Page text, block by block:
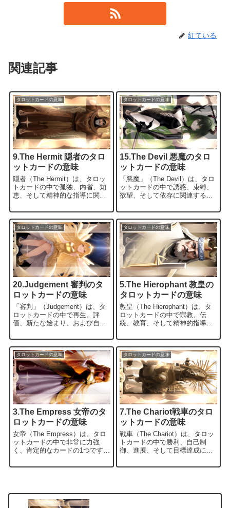
紅ている
関連記事
タロットカードの意味
9.The Hermit 隠者のタロ
ットカードの意味
隠者（The Hermit）は、タロッ
トカードの中で孤独、内省、知
恵、そして精神的な指導に関連
以下のような意味を持つことが
あります： 孤独と内省: 隠者の
カードは孤独と内省を象徴し、
自己の内なる世界に向き合う時
間を取ることの重要性を示唆し
ます。個人は物質的な世界から
離れ、内的な成長と洞察を追求
する必要があるかもしれませ
ん。 知識と洞察: 隠者は知識と
洞察に焦点を当て、自...
タロットカードの意味
15.The Devil 悪魔のタロ
ットカードの意味
「悪魔」（The Devil）は、タロ
ットカードの中で誘惑、束縛、
欲望、そして依存に関連するカ
ような意味を持つことがありま
す： 誘惑と欲望: 悪魔のカード
は誘惑や欲望を象徴し、個人が
物質的な快楽や誘惑に屈する可
能性を示唆します。これは欲望
と衝動に支配されることを意味
することがあります。 依存と束
縛: 悪魔のカードは依存と束縛
に関連し、個人が不健康な習
慣、関係、または中毒...
タロットカードの意味
20.Judgement 審判のタ
ロットカードの意味
「審判」（Judgement）は、タ
ロットカードの中で再生、評
価、新たな始まり、および自己
のカードは以下のような意味を
持つことがあります： 再生と新
たな始まり: 審判のカードは新
たな始まりや再生を象徴しま
す。個人は過去の選択や行動を
評価し、新たな方向に向かう機
会を受け入れることができる可
能性が高まります。 自己評価と
自己調査: 審判のカードは自己
評価と自己調査を強調しま...
タロットカードの意味
5.The Hierophant 教皇の
タロットカードの意味
教皇（The Hierophant）は、タ
ロットカードの中で宗教、伝
統、教育、そして精神的指導に
ドは以下のような意味を持つこ
とがあります： 伝統と宗教的指
導: 教皇は伝統的な価値観、宗
教的な信仰、教育、そして精神
的指導を象徴します。彼は教義
や道徳的な原則を尊重し、精神
的な成長に関連する指導を提供
します。 学びと知識: 教皇は学
びと知識の重要性を強調し、教
育や学問に関連す...
タロットカードの意味
3.The Empress 女帝のタ
ロットカードの意味
女帝（The Empress）は、タロ
ットカードの中で非常に力強
く、肯定的なカードの1つです。
を持つことがあります： 育成と
す。彼女は母性のエネルギーを
表し、自然界や創造的なプロジ
タロットカードの意味
7.The Chariot戦車のタロ
ットカードの意味
戦車（The Chariot）は、タロッ
トカードの中で勝利、自己制
御、進展、そして目標達成に関
は以下のような意味を持つこと
達成し、困難や障害を乗り越え